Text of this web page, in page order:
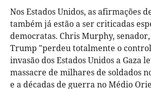
Nos Estados Unidos, as afirmações
também já estão a ser criticadas
democratas. Chris Murphy,
Trump "perdeu totalmente o
invasão dos Estados Unidos a Gaza
massacre de milhares de soldados
e a décadas de guerra no Médio